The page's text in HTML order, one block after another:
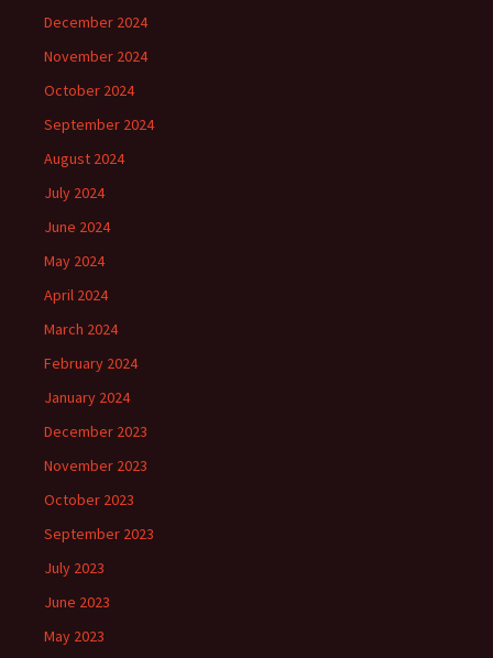
December 2024
November 2024
October 2024
September 2024
August 2024
July 2024
June 2024
May 2024
April 2024
March 2024
February 2024
January 2024
December 2023
November 2023
October 2023
September 2023
July 2023
June 2023
May 2023